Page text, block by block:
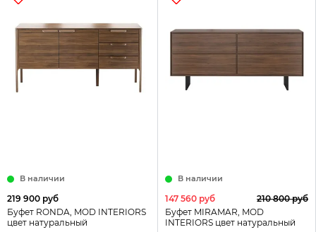
В наличии
219 900 руб
Буфет RONDA, MOD INTERIORS
цвет натуральный
В наличии
147 560 руб
210 800 руб
Буфет MIRAMAR, MOD
INTERIORS цвет натуральный